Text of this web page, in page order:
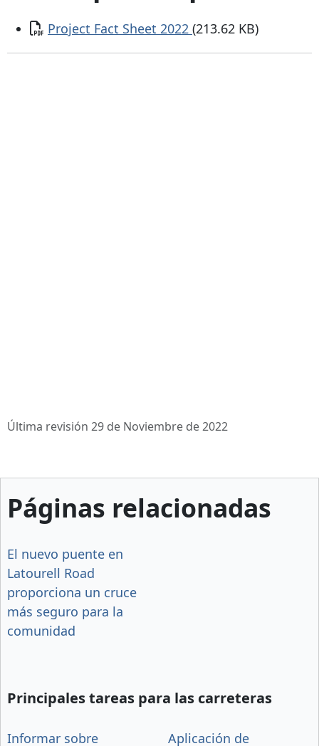
Documento
Project Fact Sheet 2022 (213.62 KB)
Última revisión 29 de Noviembre de 2022
Páginas relacionadas
El nuevo puente en
Latourell Road
proporciona un cruce
más seguro para la
comunidad
Principales tareas para las carreteras
Informar sobre
Aplicación de